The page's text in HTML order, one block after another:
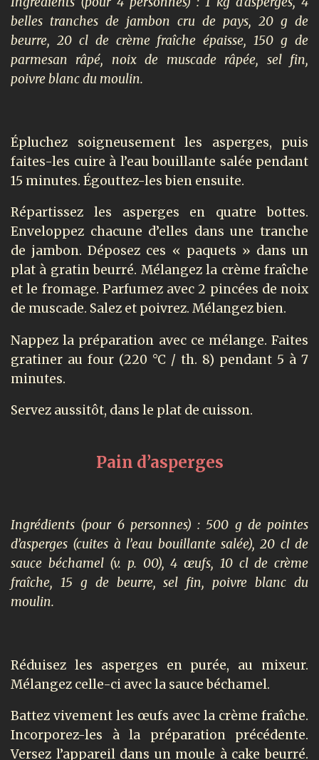
belles tranches de jambon cru de pays, 20 g de
beurre, 20 cl de crème fraîche épaisse, 150 g de
parmesan râpé, noix de muscade râpée, sel fin,
poivre blanc du moulin.
Épluchez soigneusement les asperges, puis
faites-les cuire à l’eau bouillante salée pendant
15 minutes. Égouttez-les bien ensuite.
Répartissez les asperges en quatre bottes.
Enveloppez chacune d’elles dans une tranche
de jambon. Déposez ces « paquets » dans un
plat à gratin beurré. Mélangez la crème fraîche
et le fromage. Parfumez avec 2 pincées de noix
de muscade. Salez et poivrez. Mélangez bien.
Nappez la préparation avec ce mélange. Faites
gratiner au four (220 °C / th. 8) pendant 5 à 7
minutes.
Servez aussitôt, dans le plat de cuisson.
Pain d’asperges
Ingrédients (pour 6 personnes) : 500 g de pointes
d’asperges (cuites à l’eau bouillante salée), 20 cl de
sauce béchamel (v. p. 00), 4 œufs, 10 cl de crème
fraîche, 15 g de beurre, sel fin, poivre blanc du
moulin.
Réduisez les asperges en purée, au mixeur.
Mélangez celle-ci avec la sauce béchamel.
Battez vivement les œufs avec la crème fraîche.
Incorporez-les à la préparation précédente.
Versez l’appareil dans un moule à cake beurré.